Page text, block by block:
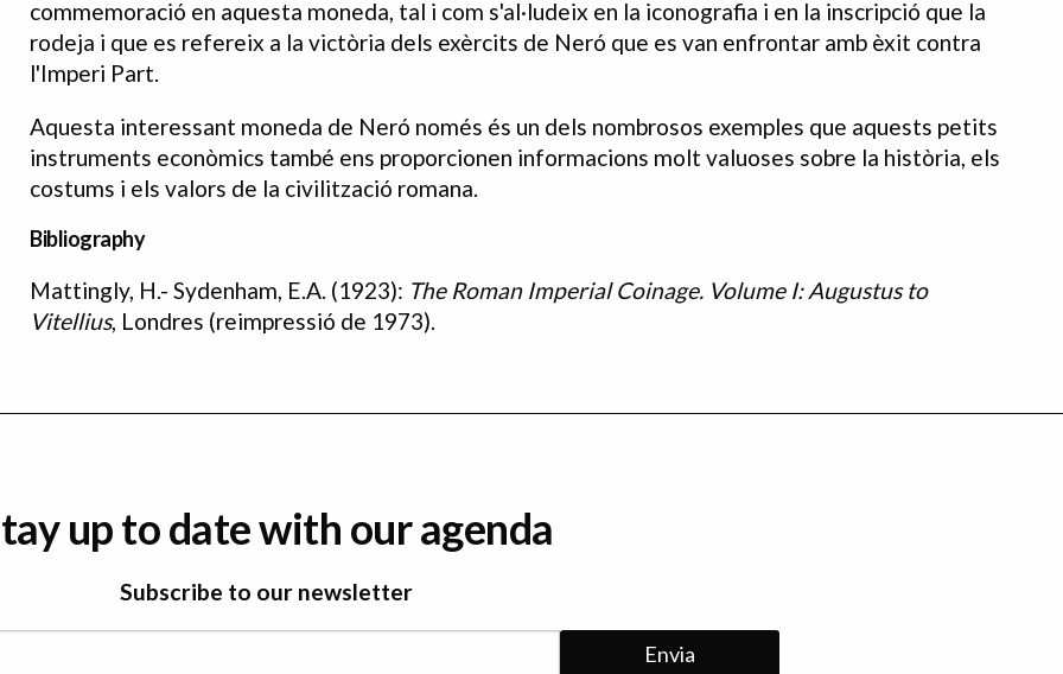
commemoració en aquesta moneda, tal i com s'al·ludeix en la iconografia i en la inscripció que la
rodeja i que es refereix a la victòria dels exèrcits de Neró que es van enfrontar amb èxit contra
l'Imperi Part.
Aquesta interessant moneda de Neró només és un dels nombrosos exemples que aquests petits
instruments econòmics també ens proporcionen informacions molt valuoses sobre la història, els
costums i els valors de la civilització romana.
Bibliography
Bibliografia
Mattingly, H.- Sydenham, E.A. (1923): The Roman Imperial Coinage. Volume I: Augustus to
Vitellius, Londres (reimpressió de 1973).
up to date with our agenda
Subscribe to our newsletter